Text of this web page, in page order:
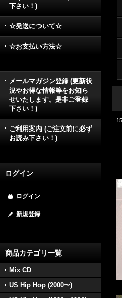
下さい！)
☆発送について☆
☆お支払い方法☆
メールマガジン登録 (更新状
況やお得な情報等をお知ら
せいたします。是非ご登録
下さい！)
ご利用案内 (ご注文前に必ず
お読み下さい！)
ログイン
ログイン
新規登録
商品カテゴリ一覧
Mix CD
US Hip Hop (2000〜)